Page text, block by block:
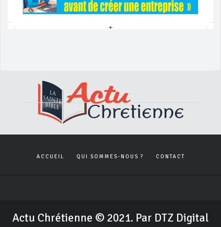
ACCUEIL QUI SOMMES-NOUS ? CONTACT
Actu Chrétienne © 2021. Par DTZ Digital